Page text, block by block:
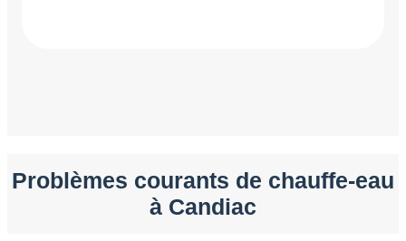
Problèmes courants de chauffe-eau
à Candiac